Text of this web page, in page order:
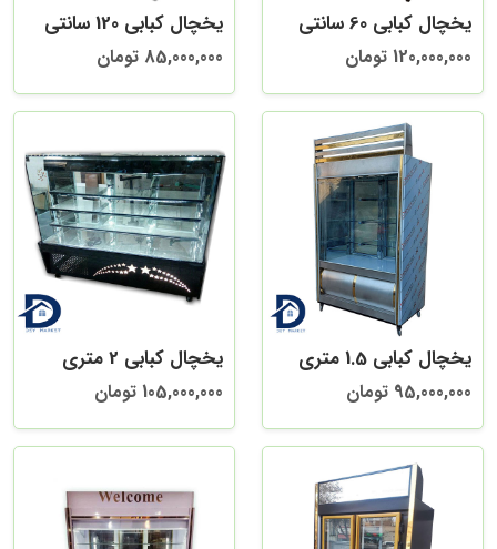
یخچال کبابی 60 سانتی
120,000,000 تومان
یخچال کبابی 120 سانتی
85,000,000 تومان
یخچال کبابی 1.5 متری
95,000,000 تومان
یخچال کبابی 2 متری
105,000,000 تومان